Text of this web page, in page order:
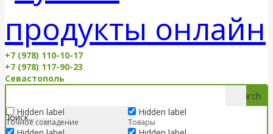
+7 (978) 110-10-17
+7 (978) 117-90-23
Севастополь
Search
Hidden label
Точное совпадение
Hidden label
Товары